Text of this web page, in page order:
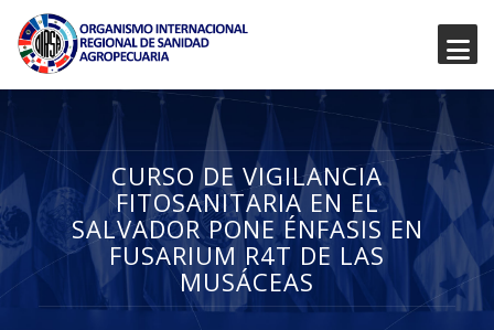
CURSO DE VIGILANCIA
FITOSANITARIA EN EL
SALVADOR PONE ÉNFASIS EN
FUSARIUM R4T DE LAS
MUSÁCEAS